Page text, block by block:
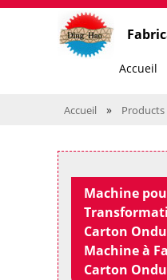
Accueil
Accueil » Products
Machine
Carton
Machine à
Carton